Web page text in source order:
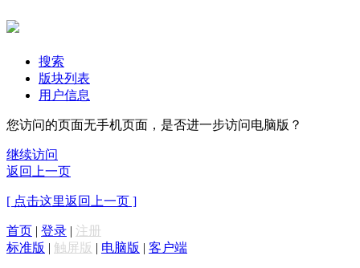
搜索
版块列表
用户信息
您访问的页面无手机页面，是否进一步访问电脑版？
继续访问
返回上一页
[ 点击这里返回上一页 ]
首页 | 登录 | 注册
标准版 | 触屏版 | 电脑版 | 客户端